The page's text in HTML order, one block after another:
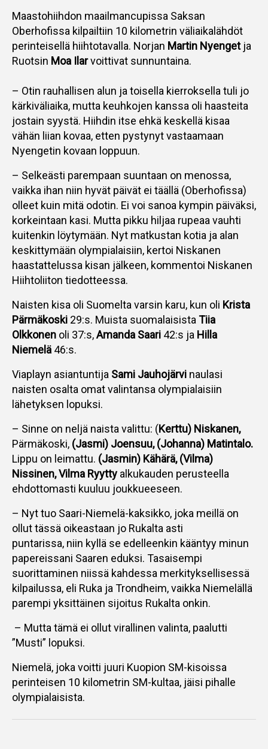
Maastohiihdon maailmancupissa Saksan
Oberhofissa kilpailtiin 10 kilometrin väliaikalähdöt
perinteisellä hiihtotavalla. Norjan Martin Nyengetja
Ruotsin Moa Ilarvoittivat sunnuntaina.
– Otin rauhallisen alun ja toisella kierroksella tuli jo
kärkiväliaika, mutta keuhkojen kanssa oli haasteita
jostain syystä. Hiihdin itse ehkä keskellä kisaa
vähän liian kovaa, etten pystynyt vastaamaan
Nyengetin kovaan loppuun.
– Selkeästi parempaan suuntaan on menossa,
vaikka ihan niin hyvät päivät ei täällä (Oberhofissa)
olleet kuin mitä odotin. Ei voi sanoa kympin päiväksi,
korkeintaan kasi. Mutta pikku hiljaa rupeaa vauhti
kuitenkin löytymään. Nyt matkustan kotia ja alan
keskittymään olympialaisiin, kertoi Niskanen
haastattelussa kisan jälkeen, kommentoi Niskanen
Hiihtoliiton tiedotteessa.
Naisten kisa oli Suomelta varsin karu, kun oli Krista
Pärmäkoski 29:s. Muista suomalaisista Tiia
Olkkonen oli 37:s,Amanda Saari 42:s ja Hilla
Niemelä 46:s.
Viaplayn asiantuntija Sami Jauhojärvi naulasi
naisten osalta omat valintansa olympialaisiin
lähetyksen lopuksi.
– Sinne on neljä naista valittu: (Kerttu) Niskanen,
Pärmäkoski, (Jasmi) Joensuu, (Johanna) Matintalo.
Lippu on leimattu. (Jasmin) Kähärä, (Vilma)
Nissinen, Vilma Ryytty alkukauden perusteella
ehdottomasti kuuluu joukkueeseen.
– Nyt tuo Saari-Niemelä-kaksikko, joka meillä on
ollut tässä oikeastaan jo Rukalta asti
puntarissa, niin kyllä se edelleenkin kääntyy minun
papereissani Saaren eduksi. Tasaisempi
suorittaminen niissä kahdessa merkityksellisessä
kilpailussa, eli Ruka ja Trondheim, vaikka Niemelällä
parempi yksittäinen sijoitus Rukalta onkin.
– Mutta tämä ei ollut virallinen valinta, paalutti
”Musti” lopuksi.
Niemelä, joka voitti juuri Kuopion SM-kisoissa
perinteisen 10 kilometrin SM-kultaa, jäisi pihalle
olympialaisista.